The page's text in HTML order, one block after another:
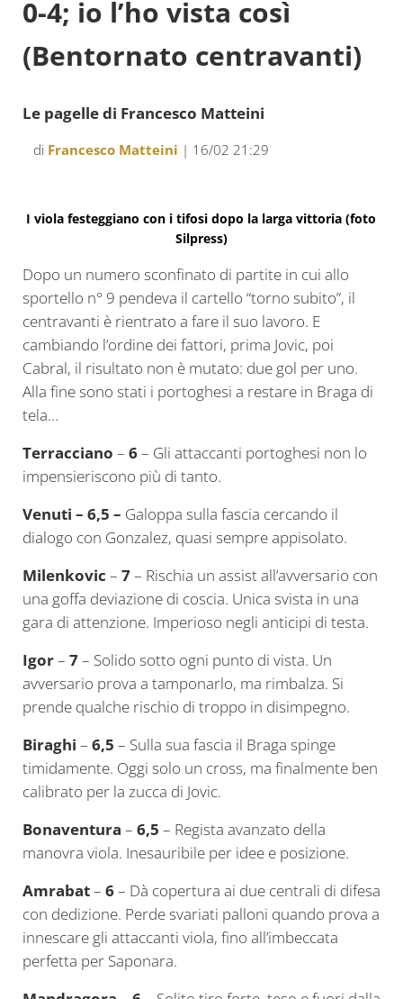
0-4; io l’ho vista così
(Bentornato centravanti)
Le pagelle di Francesco Matteini
di Francesco Matteini | 16/02 21:29
I viola festeggiano con i tifosi dopo la larga vittoria (foto
Silpress)
Dopo un numero sconfinato di partite in cui allo
sportello n° 9 pendeva il cartello “torno subito”, il
centravanti è rientrato a fare il suo lavoro. E
cambiando l’ordine dei fattori, prima Jovic, poi
Cabral, il risultato non è mutato: due gol per uno.
Alla fine sono stati i portoghesi a restare in Braga di
tela…
Terracciano – 6– Gli attaccanti portoghesi non lo
impensieriscono più di tanto.
Venuti – 6,5 – Galoppa sulla fascia cercando il
dialogo con Gonzalez, quasi sempre appisolato.
Milenkovic – 7– Rischia un assist all’avversario con
una goffa deviazione di coscia. Unica svista in una
gara di attenzione. Imperioso negli anticipi di testa.
Igor– 7– Solido sotto ogni punto di vista. Un
avversario prova a tamponarlo, ma rimbalza. Si
prende qualche rischio di troppo in disimpegno.
Biraghi – 6,5 – Sulla sua fascia il Braga spinge
timidamente. Oggi solo un cross, ma finalmente ben
calibrato per la zucca di Jovic.
Bonaventura – 6,5 – Regista avanzato della
manovra viola. Inesauribile per idee e posizione.
Amrabat– 6– Dà copertura ai due centrali di difesa
con dedizione. Perde svariati palloni quando prova a
innescare gli attaccanti viola, fino all’imbeccata
perfetta per Saponara.